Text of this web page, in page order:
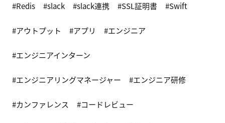
Redis slack slack連携 SSL証明書 Swift
アウトプット アプリ エンジニア
エンジニアインターン
エンジニアリングマネージャー エンジニア研修
カンファレンス コードレビュー